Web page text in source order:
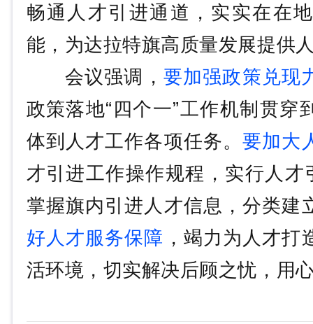
畅通人才引进通道，实实在在
能，为达拉特旗高质量发展提供
会议强调， 要加强政策兑现
政策落地“四个一”工作机制贯穿
体到人才工作各项任务。要加大
才引进工作操作规程，实行人才
掌握旗内引进人才信息，分类建
好人才服务保障 ，竭力为人才
活环境，切实解决后顾之忧，用